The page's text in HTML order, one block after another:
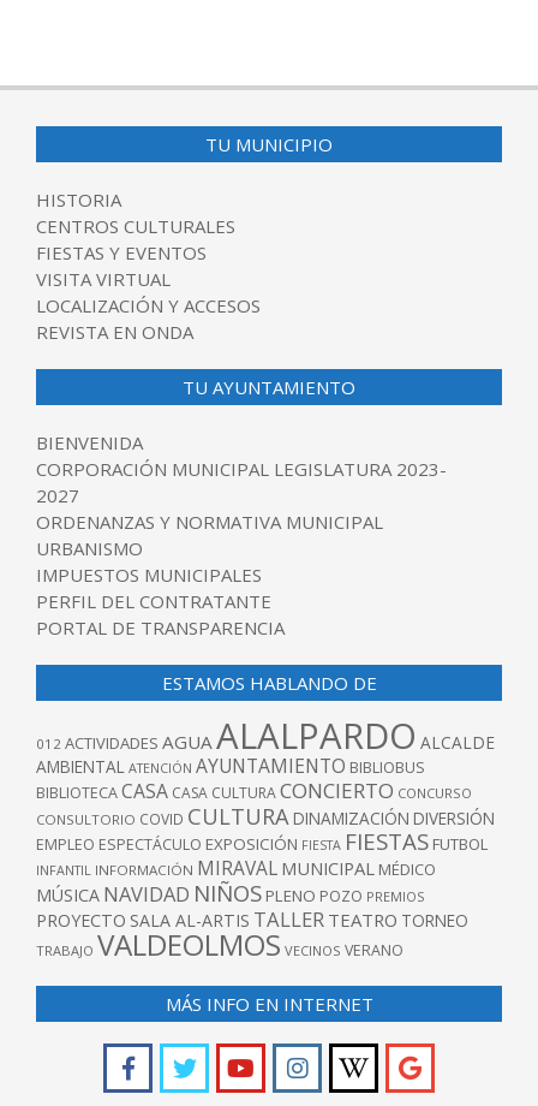
TU MUNICIPIO
HISTORIA
CENTROS CULTURALES
FIESTAS Y EVENTOS
VISITA VIRTUAL
LOCALIZACIÓN Y ACCESOS
REVISTA EN ONDA
TU AYUNTAMIENTO
BIENVENIDA
CORPORACIÓN MUNICIPAL LEGISLATURA 2023-
2027
ORDENANZAS Y NORMATIVA MUNICIPAL
URBANISMO
IMPUESTOS MUNICIPALES
PERFIL DEL CONTRATANTE
PORTAL DE TRANSPARENCIA
ESTAMOS HABLANDO DE
012 ACTIVIDADES AGUAALALPARDO ALCALDE
AMBIENTAL ATENCIÓN AYUNTAMIENTO BIBLIOBUS
BIBLIOTECACASA CASA CULTURACONCIERTO CONCURSO
CONSULTORIO COVID CULTURA DINAMIZACIÓN DIVERSIÓN
EMPLEO ESPECTÁCULO EXPOSICIÓN FIESTA FIESTAS FUTBOL
INFANTIL INFORMACIÓN MIRAVAL MUNICIPAL MÉDICO
MÚSICA NAVIDAD NIÑOS PLENO POZO PREMIOS
PROYECTO SALA AL-ARTIS TALLER TEATRO TORNEO
TRABAJO VALDEOLMOS VECINOS VERANO
MÁS INFO EN INTERNET